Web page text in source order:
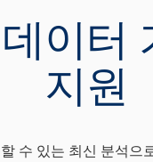
이터
지원
수 있는 최신 분석